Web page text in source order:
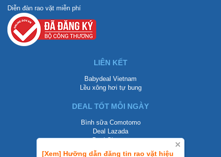
[Xem] Hưỡng dẫn đăng tin rao vặt hiệu
Diễn đàn rao vặt miễn phí
LIÊN KẾT
Babydeal Vietnam
Lều xông hơi tự bung
DEAL TỐT MỖI NGÀY
Bình sữa Comotomo
Deal Lazada
Deal Shopee